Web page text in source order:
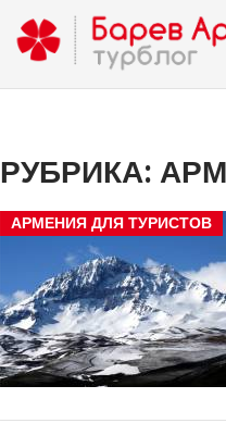
РУБРИКА:
АРМЕНИЯ ДЛЯ ТУРИСТОВ